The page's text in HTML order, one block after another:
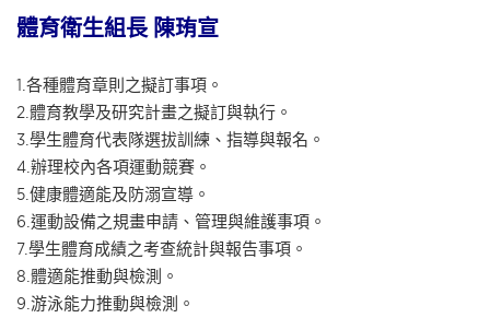
體育衛生組長 陳珛宣
1.各種體育章則之擬訂事項。
2.體育教學及研究計畫之擬訂與執行。
3.學生體育代表隊選拔訓練、指導與報名。
4.辦理校內各項運動競賽。
5.健康體適能及防溺宣導。
6.運動設備之規畫申請、管理與維護事項。
7.學生體育成績之考查統計與報告事項。
8.體適能推動與檢測。
9.游泳能力推動與檢測。